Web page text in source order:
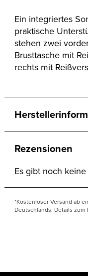
Ein integriertes
praktische
stehen zwei
Brusttasche mit
rechts mit
Rezensionen
Es gibt noch
*Kostenloser Versand ab
Deutschlands. Details